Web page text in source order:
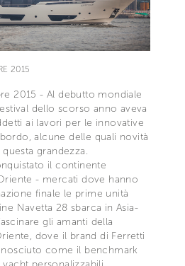
2015
2015 - Al debutto mondiale
dello scorso anno aveva
ai lavori per le innovative
alcune delle quali novità
grandezza.
il continente
- mercati dove hanno
finale le prime unità
Navetta 28 sbarca in Asia-
gli amanti della
dove il brand di Ferretti
come il benchmark